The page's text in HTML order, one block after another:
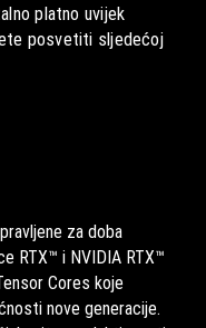
platno uvijek
posvetiti sljedećoj
za doba
RTX™ i NVIDIA RTX™
Cores koje
nove generacije.